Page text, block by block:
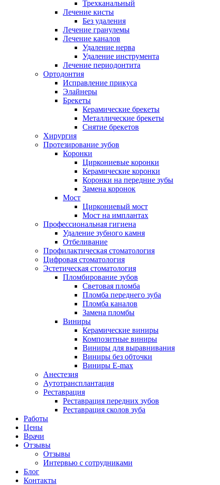
Трехканальный
Лечение кисты
Без удаления
Лечение гранулемы
Лечение каналов
Удаление нерва
Удаление инструмента
Лечение периодонтита
Ортодонтия
Исправление прикуса
Элайнеры
Брекеты
Керамические брекеты
Металлические брекеты
Снятие брекетов
Хирургия
Протезирование зубов
Коронки
Циркониевые коронки
Керамические коронки
Коронки на передние зубы
Замена коронок
Мост
Циркониевый мост
Мост на имплантах
Профессиональная гигиена
Удаление зубного камня
Отбеливание
Профилактическая стоматология
Цифровая стоматология
Эстетическая стоматология
Пломбирование зубов
Световая пломба
Пломба переднего зуба
Пломба каналов
Замена пломбы
Виниры
Керамические виниры
Композитные виниры
Виниры для выравнивания
Виниры без обточки
Виниры E-max
Анестезия
Аутотрансплантация
Реставрация
Реставрация передних зубов
Реставрация сколов зуба
Работы
Цены
Врачи
Отзывы
Отзывы
Интервью с сотрудниками
Блог
Контакты